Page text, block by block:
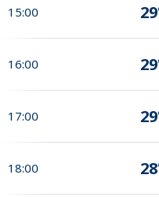
15:00
16:00
17:00
18:00